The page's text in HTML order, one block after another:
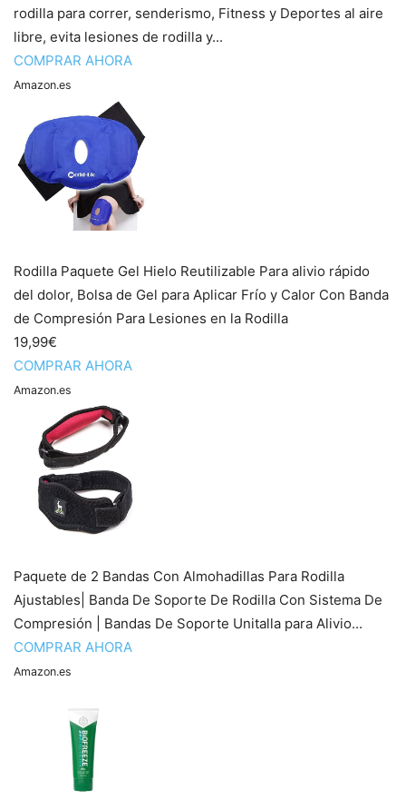
rodilla para correr, senderismo, Fitness y Deportes al aire
libre, evita lesiones de rodilla y...
COMPRAR AHORA
Amazon.es
Rodilla Paquete Gel Hielo Reutilizable Para alivio rápido
del dolor, Bolsa de Gel para Aplicar Frío y Calor Con Banda
de Compresión Para Lesiones en la Rodilla
19,99€
COMPRAR AHORA
Amazon.es
Paquete de 2 Bandas Con Almohadillas Para Rodilla
Ajustables| Banda De Soporte De Rodilla Con Sistema De
Compresión | Bandas De Soporte Unitalla para Alivio...
COMPRAR AHORA
Amazon.es